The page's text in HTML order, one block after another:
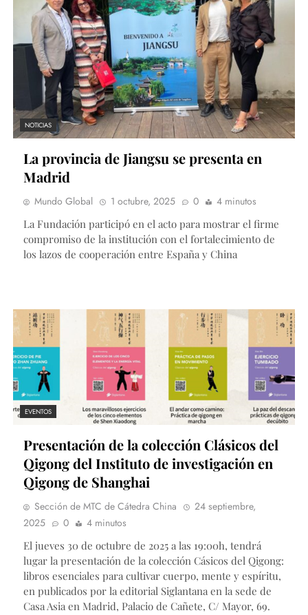
NOTICIAS
La provincia de Jiangsu se presenta en
Madrid
Mundo Global 1 octubre, 2025 0
4 minutos
La Fundación participó en el acto para mostrar el firme
compromiso de la institución con el fortalecimiento de
los lazos de cooperación entre España y China
EVENTOS
Presentación de la colección Clásicos del
Qigong del Instituto de investigación en
Qigong de Shanghai
Sección de MTC de Cátedra China
24 septiembre,
2025
0
4 minutos
El jueves 30 de octubre de 2025 a las 19:00h, tendrá
lugar la presentación de la colección Cásicos del Qigong:
libros esenciales para cultivar cuerpo, mente y espíritu,
en publicados por la editorial Siglantana en la sede de
Casa Asia en Madrid, Palacio de Cañete, C/ Mayor, 69.